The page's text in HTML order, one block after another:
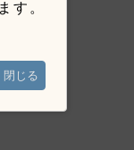
。
閉じる